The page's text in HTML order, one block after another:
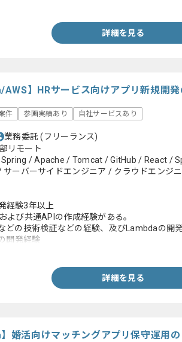
詳細を見る
AWS】HRサービス向けアプリ新規開
件 参画実績あり 自社サービスあり
業務委託(フリーランス)
リモート
/ Apache / Tomcat / GitHub / React /
サーバーサイドエンジニア / クラウドエンジ
経験3年以上
よび共通APIの作成経験がある。
どの技術検証などの経験、及びLambdaの開
開発経験
詳細を見る
】婚活向けマッチングアプリ保守運用